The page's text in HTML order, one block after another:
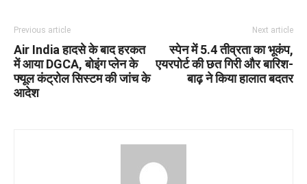
Previous article
Air India हादसे के बाद हरकत
में आया DGCA, बोइंग प्लेन के
फ्यूल कंट्रोल सिस्टम की जांच के
आदेश
Next article
स्पेन में 5.4 तीव्रता का भूकंप,
एयरपोर्ट की छत गिरी और बारिश-
बाढ़ ने किया हालात बदतर